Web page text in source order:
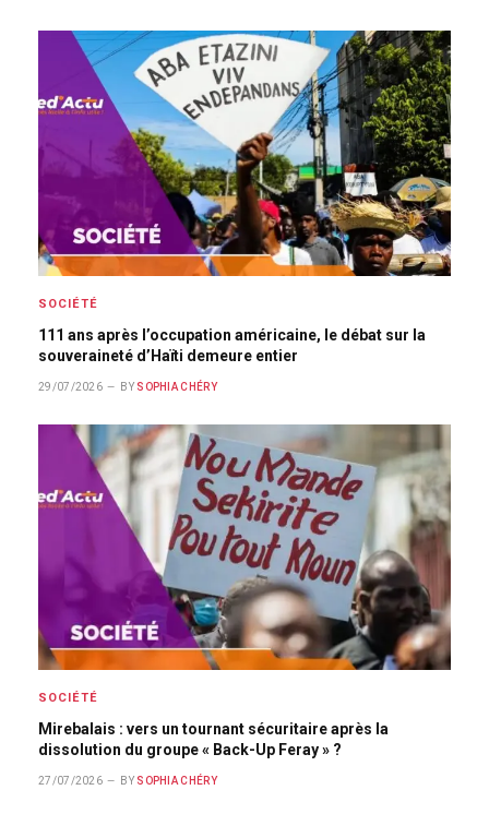
SOCIÉTÉ
111 ans après l’occupation américaine, le débat sur la
souveraineté d’Haïti demeure entier
29/07/2026 BY SOPHIA CHÉRY
SOCIÉTÉ
Mirebalais : vers un tournant sécuritaire après la
dissolution du groupe « Back-Up Feray » ?
27/07/2026 BY SOPHIA CHÉRY